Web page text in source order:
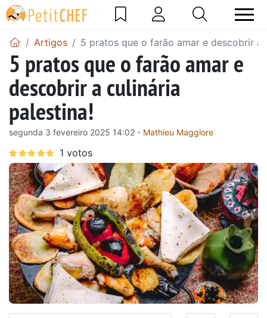
Artigos 5 pratos que o farão amar e descobrir a
5 pratos que o farão amar e
descobrir a culinária
palestina!
segunda 3 fevereiro 2025 14:02 - Mathieu Maggiore